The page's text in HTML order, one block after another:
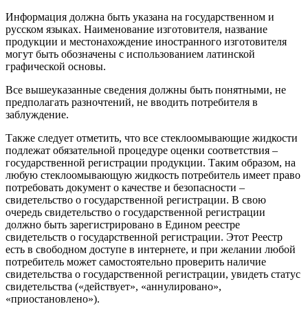
Информация должна быть указана на государственном и
русском языках. Наименование изготовителя, название
продукции и местонахождение иностранного изготовителя
могут быть обозначены с использованием латинской
графической основы.
Все вышеуказанные сведения должны быть понятными, не
предполагать разночтений, не вводить потребителя в
заблуждение.
Также следует отметить, что все стеклоомывающие жидкости
подлежат обязательной процедуре оценки соответствия –
государственной регистрации продукции. Таким образом, на
любую стеклоомывающую жидкость потребитель имеет право
потребовать документ о качестве и безопасности –
свидетельство о государственной регистрации. В свою
очередь свидетельство о государственной регистрации
должно быть зарегистрировано в Едином реестре
свидетельств о государственной регистрации. Этот Реестр
есть в свободном доступе в интернете, и при желании любой
потребитель может самостоятельно проверить наличие
свидетельства о государственной регистрации, увидеть статус
свидетельства («действует», «аннулировано»,
«приостановлено»).